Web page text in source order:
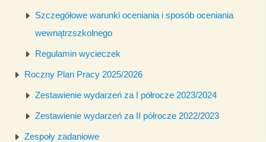
Szczegółowe warunki oceniania i sposób oceniania
wewnątrzszkolnego
Regulamin wycieczek
Roczny Plan Pracy 2025/2026
Zestawienie wydarzeń za I półrocze 2023/2024
Zestawienie wydarzeń za II półrocze 2022/2023
Zespoły zadaniowe